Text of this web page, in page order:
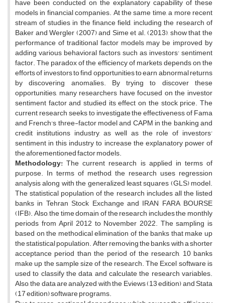
have been conducted on the explanatory capability of these
models in financial companies. At the same time, a more recent
stream of studies in the finance field, including the research of
Baker and Wergler (2007) and Sime et al. (2013), show that the
performance of traditional factor models may be improved by
adding various behavioral factors such as investors' sentiment
factor. The paradox of the efficiency of markets depends on the
efforts of investors to find opportunities to earn abnormal returns
by discovering anomalies. By trying to discover these
opportunities, many researchers have focused on the investor
sentiment factor and studied its effect on the stock price. The
current research seeks to investigate the effectiveness of Fama
and French's three-factor model and CAPM in the banking and
credit institutions industry, as well as the role of investors'
sentiment in this industry to increase the explanatory power of
the aforementioned factor models.
Methodology: The current research is applied in terms of
purpose. In terms of method, the research uses regression
analysis along with the generalized least squares (GLS) model.
The statistical population of the research includes all the listed
banks in Tehran Stock Exchange and IRAN FARA BOURSE
(IFB). Also, the time domain of the research includes the monthly
periods from April 2012 to November 2022. The sampling is
based on the methodical elimination of the banks that make up
the statistical population. After removing the banks with a shorter
acceptance period than the period of the research, 10 banks
make up the sample size of the research. The Excel software is
used to classify the data and calculate the research variables.
Also, the data are analyzed with the Eviews (13 edition) and Stata
(17 edition) software programs.